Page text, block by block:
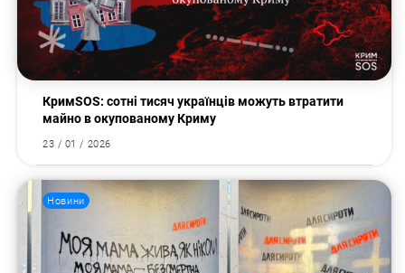
КримSOS: сотні тисяч українців можуть втратити
майно в окупованому Криму
23 / 01 / 2026
Новини